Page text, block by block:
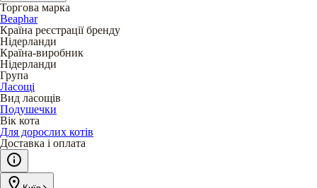
Торгова марка
Beaphar
Країна реєстрації бренду
Нідерланди
Країна-виробник
Нідерланди
Група
Ласощі
Вид ласощів
Подушечки
Вік кота
Для дорослих котів
Доставка і оплата